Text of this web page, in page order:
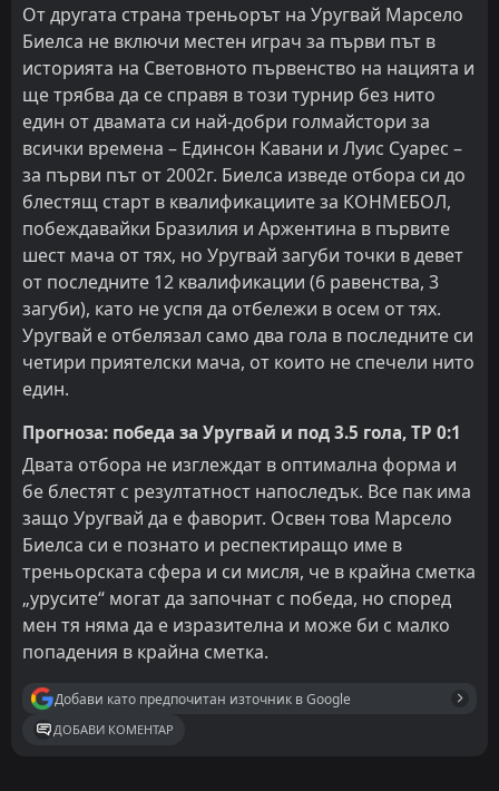
От другата страна треньорът на Уругвай Марсело
Биелса не включи местен играч за първи път в
историята на Световното първенство на нацията и
ще трябва да се справя в този турнир без нито
един от двамата си най-добри голмайстори за
всички времена – Единсон Кавани и Луис Суарес –
за първи път от 2002г. Биелса изведе отбора си до
блестящ старт в квалификациите за КОНМЕБОЛ,
побеждавайки Бразилия и Аржентина в първите
шест мача от тях, но Уругвай загуби точки в девет
от последните 12 квалификации (6 равенства, 3
загуби), като не успя да отбележи в осем от тях.
Уругвай е отбелязал само два гола в последните си
четири приятелски мача, от които не спечели нито
един.
Прогноза: победа за Уругвай и под 3.5 гола, ТР 0:1
Двата отбора не изглеждат в оптимална форма и
бе блестят с резултатност напоследък. Все пак има
защо Уругвай да е фаворит. Освен това Марсело
Биелса си е познато и респектиращо име в
треньорската сфера и си мисля, че в крайна сметка
„урусите“ могат да започнат с победа, но според
мен тя няма да е изразителна и може би с малко
попадения в крайна сметка.
Добави като предпочитан източник в Google
ДОБАВИ КОМЕНТАР